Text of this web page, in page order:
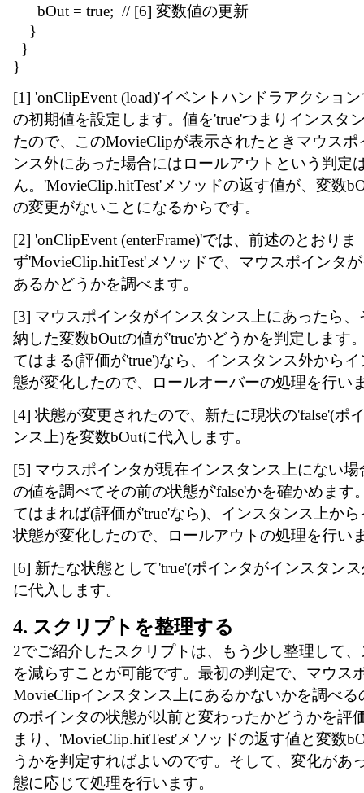
bOut = true; // [6] 変数値の更新
}
}
}
[1] 'onClipEvent (load)'イベントハンドラアクショ
の初期値を設定します。値を'true'つまりインスタ
たので、このMovieClipが表示されたときマウス
ンス外にあった場合にはロールアウトという判定
ん。'MovieClip.hitTest'メソッドの返す値が、変数
の変更がないことになるからです。
[2] 'onClipEvent (enterFrame)'では、前述のとおりま
ず'MovieClip.hitTest'メソッドで、マウスポインタ
あるかどうかを調べます。
[3] マウスポインタがインスタンス上にあったら
納した変数bOutの値が'true'かどうかを判定します
てはまる(評価が'true')なら、インスタンス外から
態が変化したので、ロールオーバーの処理を行い
[4] 状態が変更されたので、新たに現状の'false'(ポ
ンス上)を変数bOutに代入します。
[5] マウスポインタが現在インスタンス上にない場
の値を調べてその前の状態が'false'かを確かめます
てはまれば(評価が'true'なら)、インスタンス上か
状態が変化したので、ロールアウトの処理を行い
[6] 新たな状態として'true'(ポインタがインスタン
に代入します。
4. スクリプトを整理する
2でご紹介したスクリプトは、もう少し整理して
を減らすことが可能です。最初の判定で、マウス
MovieClipインスタンス上にあるかないかを調べ
のポインタの状態が以前と変わったかどうかを評
まり、'MovieClip.hitTest'メソッドの返す値と変数
うかを判定すればよいのです。そして、変化があ
態に応じて処理を行います。